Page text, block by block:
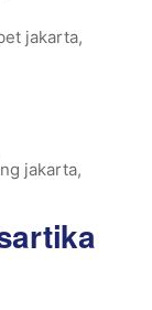
jakarta,
jakarta,